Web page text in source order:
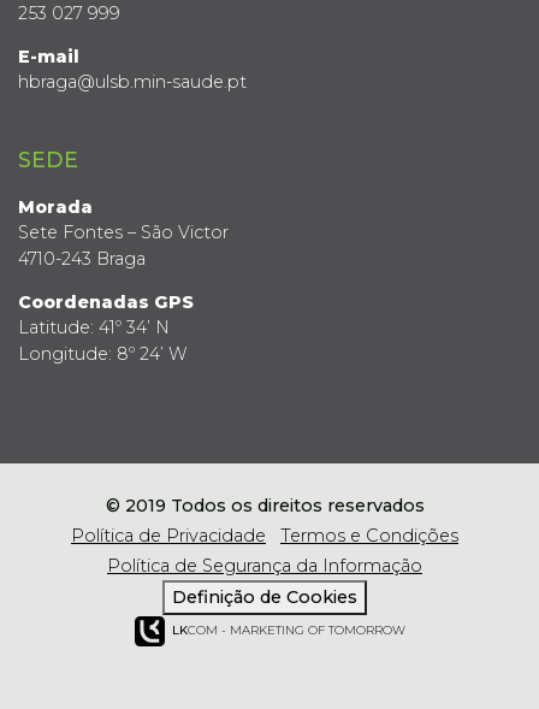
253 027 999
E-mail
hbraga@ulsb.min-saude.pt
SEDE
Morada
Sete Fontes – São Victor
4710-243 Braga
Coordenadas GPS
Latitude: 41º 34’ N
Longitude: 8º 24’ W
© 2019 Todos os direitos reservados
Política de Privacidade
Termos e Condições
Política de Segurança da Informação
Definição de Cookies
LKCOM - MARKETING OF TOMORROW